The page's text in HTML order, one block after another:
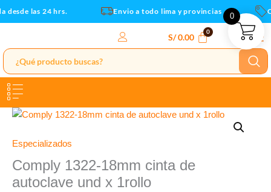
Ir
al
las 24 hrs. Envio a todo lima y provincias
S/0.00
Especializados
Comply 1322-18mm cinta de
autoclave und x 1rollo
Comply
18mm
de
autoclave
0
und
1rollo
cantidad